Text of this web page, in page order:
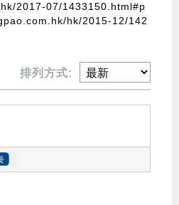
2017-07/1433150.html#p
hk/2015-12/142
排列方式: